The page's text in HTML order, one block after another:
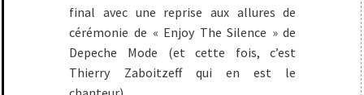
final avec une reprise aux allures de
cérémonie de « Enjoy The Silence » de
Depeche Mode (et cette fois, c’est
Thierry Zaboitzeff qui en est le